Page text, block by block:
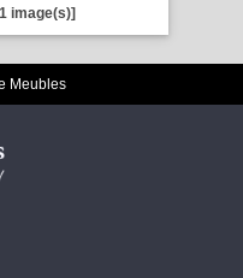
image(s)]
Meubles